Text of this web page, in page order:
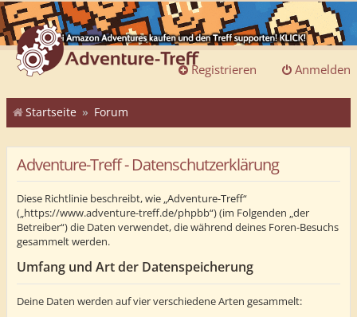
Anmelden
Registrieren
Startseite Forum
Adventure-Treff - Datenschutzerklärung
Diese Richtlinie beschreibt, wie „Adventure-Treff“
(„https://www.adventure-treff.de/phpbb“) (im Folgenden „der
Betreiber“) die Daten verwendet, die während deines Foren-Besuchs
gesammelt werden.
Umfang und Art der Datenspeicherung
Deine Daten werden auf vier verschiedene Arten gesammelt: